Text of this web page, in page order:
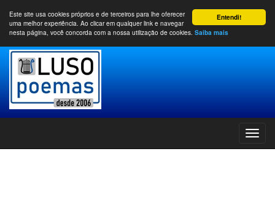
Entendi!
Este site usa cookies próprios e de terceiros para lhe oferecer
uma melhor experiência. Ao clicar em qualquer link e navegar
nesta página, você concorda com a nossa utilização de cookies. Saiba mais